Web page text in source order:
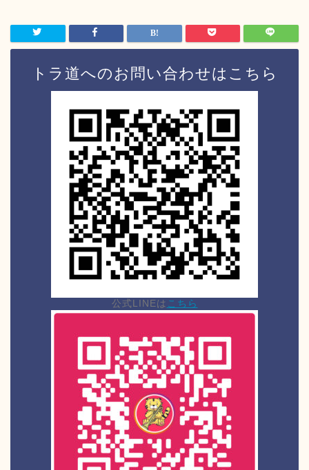
トラ道へのお問い合わせはこちら
公式LINEは こちら